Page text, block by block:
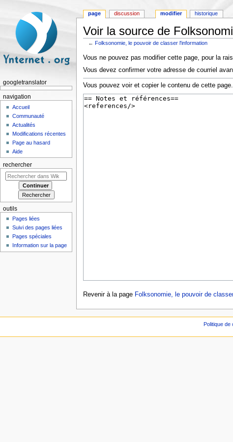
Voir la source de
←Folksonomie, le pouvoir de classer l'information
Vous ne pouvez pas modifier cette page, pour la
Vous devez confirmer votre adresse de courriel
Vous pouvez voir et copier le contenu de cette page.
Revenir à la page Folksonomie, le pouvoir de
page discussion modifier historique
googletranslator
navigation
Accueil
Communauté
Actualités
Modifications récentes
Page au hasard
Aide
rechercher
outils
Pages liées
Suivi des pages liées
Pages spéciales
Information sur la page
Politique de